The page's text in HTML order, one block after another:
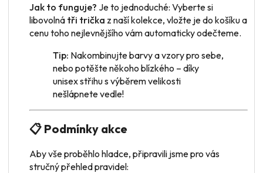
Jak to funguje? Je to jednoduché: Vyberte si
libovolná tři trička z naší kolekce, vložte je do košíku a
cenu toho nejlevnějšího vám automaticky odečteme.
Tip: Nakombinujte barvy a vzory pro sebe,
nebo potěšte někoho blízkého – díky
unisex střihu s výběrem velikosti
nešlápnete vedle!
📋 Podmínky akce
Aby vše proběhlo hladce, připravili jsme pro vás
stručný přehled pravidel: